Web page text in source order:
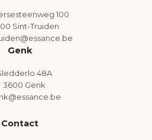
100
Sint-Truiden
Genk
48A
3600 Genk
Contact